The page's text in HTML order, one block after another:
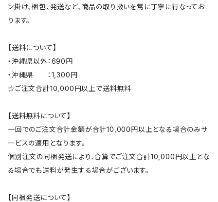
ン掛け、梱包、発送など、商品の取り扱いを常に丁寧に行なってお
ります。
【送料について】
・沖縄県以外：690円
・沖縄県 ：1,300円
☆ご注文合計10,000円以上で送料無料
【送料無料について】
一回でのご注文合計金額が合計10,000円以上となる場合のみサ
ービスの適用となります。
個別注文の同梱発送により、合算でご注文合計10,000円以上とな
る場合でも送料が発生する場合がございます。
【同梱発送について】